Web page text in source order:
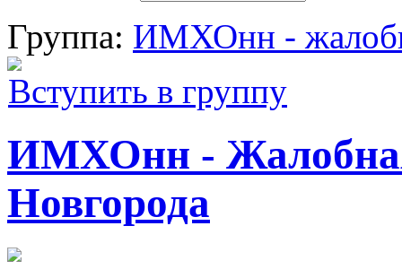
Группа: ИМХОнн -
Вступить в группу
ИМХОнн -
Новгорода